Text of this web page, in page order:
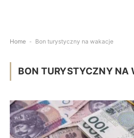
Home - Bon turystyczny na wakacje
BON TURYSTYCZNY NA